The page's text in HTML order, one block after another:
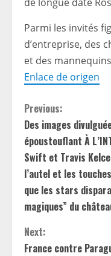
Parmi les invités
d’entreprise, des
et des
Enlace de origen
C
o
n
t
i
n
Previous:
Des images
époustouflant À
Swift et Travis
l’autel et les
que les stars
magiques” du
Next:
France contre